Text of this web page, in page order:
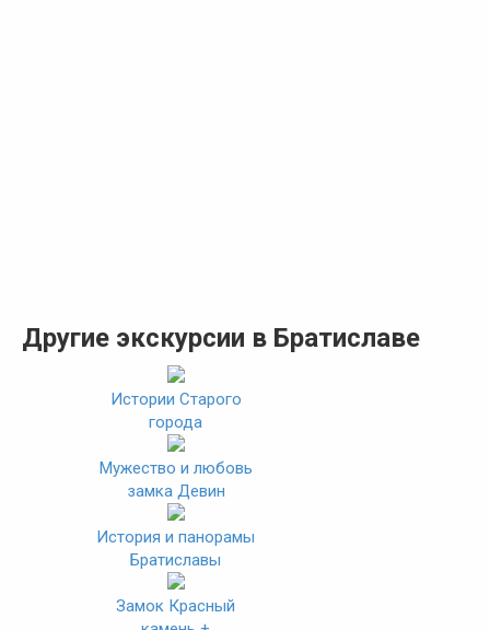
Другие экскурсии в Братиславе
Истории Старого
города
Мужество и любовь
замка Девин
История и панорамы
Братиславы
Замок Красный